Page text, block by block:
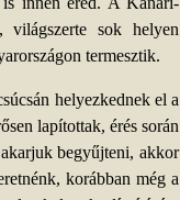
világszerte sok helyen
termesztik.
helyezkednek el a
lapítottak, érés során
begyűjteni, akkor
korábban még a